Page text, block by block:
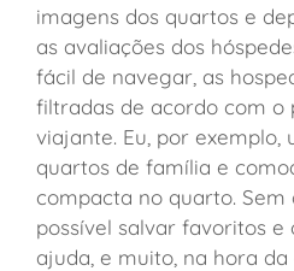
imagens dos quartos e
as avaliações dos
fácil de navegar, as
filtradas de acordo com o
viajante. Eu, por exemplo,
quartos de família e
compacta no quarto.
possível salvar favoritos e
ajuda, e muito, na hora